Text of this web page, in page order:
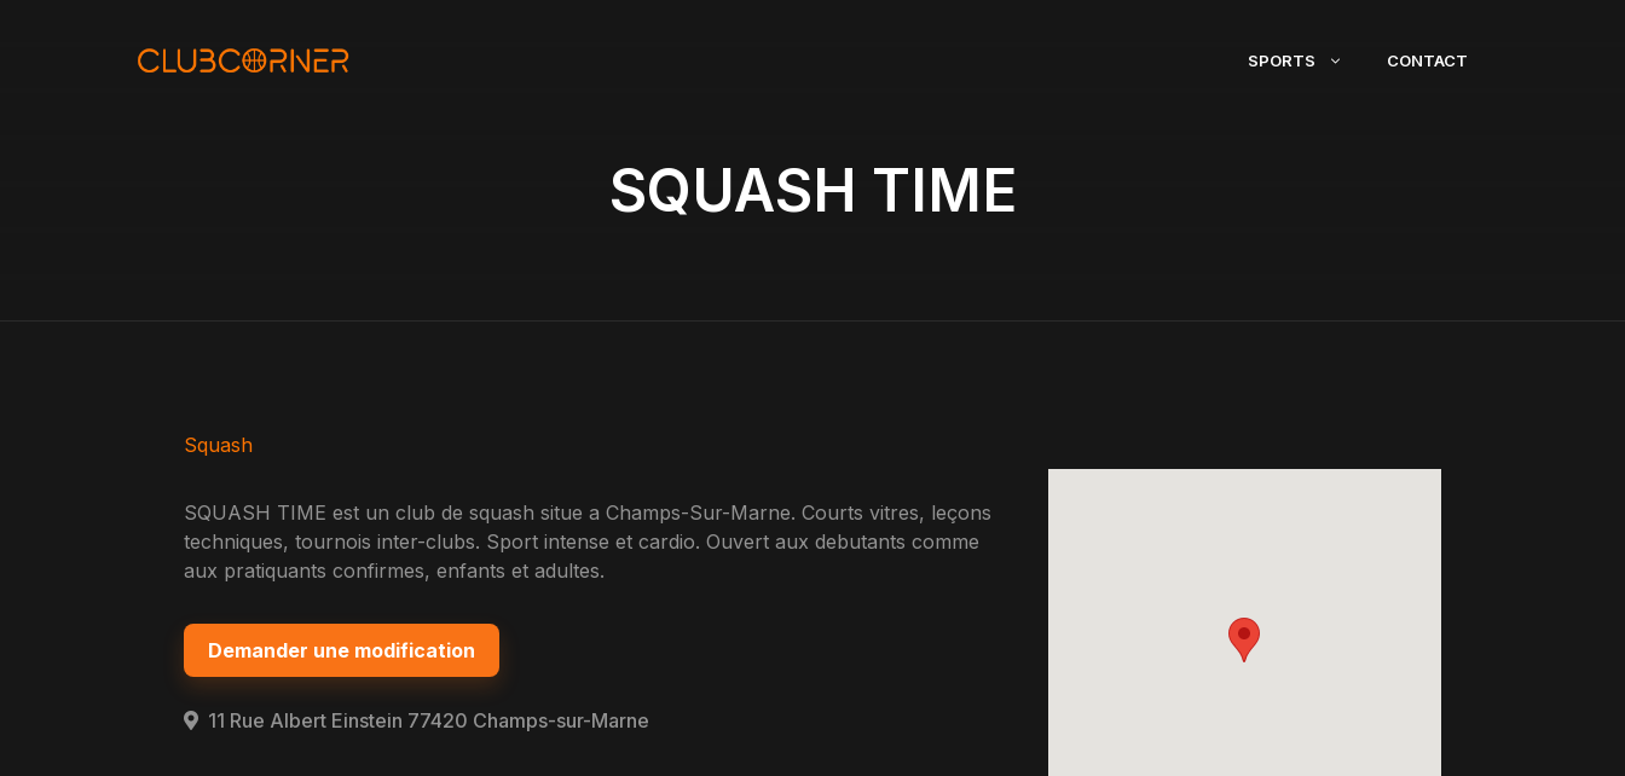
SPORTS CONTACT
SQUASH TIME
Squash
SQUASH TIME est un club de squash situe a Champs-Sur-Marne. Courts vitres, leçons
techniques, tournois inter-clubs. Sport intense et cardio. Ouvert aux debutants comme
aux pratiquants confirmes, enfants et adultes.
Demander une modification
11 Rue Albert Einstein 77420 Champs-sur-Marne